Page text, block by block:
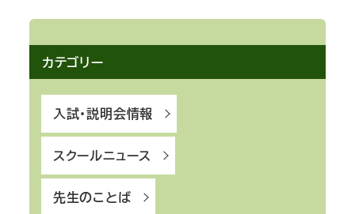
カテゴリー
入試・説明会情報
スクールニュース
先生のことば